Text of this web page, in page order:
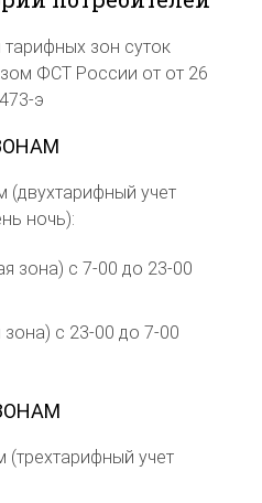
зон суток
ФСТ России от от 26
э
(двухтарифный учет
ночь):
зона) с 7-00 до 23-00
зона) с 23-00 до 7-00
(трехтарифный учет